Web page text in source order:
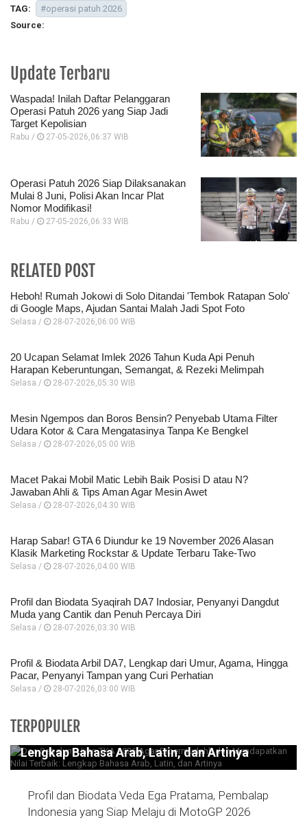
TAG:
#operasi patuh 2026
Source:
Update Terbaru
Waspada! Inilah Daftar Pelanggaran
Operasi Patuh 2026 yang Siap Jadi
Target Kepolisian
Rabu / 27-05-2026,06:37 WIB
Operasi Patuh 2026 Siap Dilaksanakan
Mulai 8 Juni, Polisi Akan Incar Plat
Nomor Modifikasi!
Rabu / 27-05-2026,06:33 WIB
RELATED POST
Heboh! Rumah Jokowi di Solo Ditandai 'Tembok Ratapan Solo'
di Google Maps, Ajudan Santai Malah Jadi Spot Foto
Selasa / 28-07-2026,06:00 WIB
20 Ucapan Selamat Imlek 2026 Tahun Kuda Api Penuh
Harapan Keberuntungan, Semangat, & Rezeki Melimpah
Selasa / 28-07-2026,05:30 WIB
Mesin Ngempos dan Boros Bensin? Penyebab Utama Filter
Udara Kotor & Cara Mengatasinya Tanpa Ke Bengkel
Selasa / 28-07-2026,05:00 WIB
Macet Pakai Mobil Matic Lebih Baik Posisi D atau N?
Jawaban Ahli & Tips Aman Agar Mesin Awet
Selasa / 28-07-2026,04:30 WIB
Harap Sabar! GTA 6 Diundur ke 19 November 2026 Alasan
Klasik Marketing Rockstar & Update Terbaru Take-Two
Selasa / 28-07-2026,04:00 WIB
Profil dan Biodata Syaqirah DA7 Indosiar, Penyanyi Dangdut
Muda yang Cantik dan Penuh Percaya Diri
Selasa / 28-07-2026,03:30 WIB
Profil & Biodata Arbil DA7, Lengkap dari Umur, Agama, Hingga
Pacar, Penyanyi Tampan yang Curi Perhatian
Selasa / 28-07-2026,03:00 WIB
TERPOPULER
Doa Sebelum Ujian TKA 2026 Agar
Dipermudahh dan Mendapatkan Nilai Terbaik:
Lengkap Bahasa Arab, Latin, dan Artinya
Profil dan Biodata Veda Ega Pratama, Pembalap
Indonesia yang Siap Melaju di MotoGP 2026